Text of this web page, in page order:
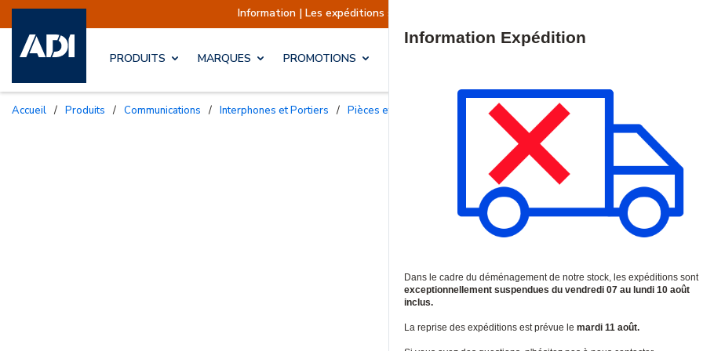
Information | Les expéditions sont actuellement suspendues Reprise
PRODUITS MARQUES PROMOTIONS
Accueil / Produits / Communications / Interphones et Portiers / Pièces et accessoires pour interphonie